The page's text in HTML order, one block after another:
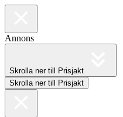
Annons
Skrolla ner till Prisjakt
Skrolla ner till Prisjakt